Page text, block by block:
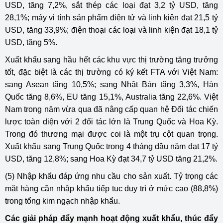
USD, tăng 7,2%, sắt thép các loại đạt 3,2 tỷ USD, tăng
28,1%; máy vi tính sản phẩm điện tử và linh kiện đạt 21,5 tỷ
USD, tăng 33,9%; điện thoại các loại và linh kiện đạt 18,1 tỷ
USD, tăng 5%.
Xuất khẩu sang hầu hết các khu vực thị trường tăng trưởng
tốt, đặc biệt là các thị trường có ký kết FTA với Việt Nam:
sang Asean tăng 10,5%; sang Nhật Bản tăng 3,3%, Hàn
Quốc tăng 8,6%, EU tăng 15,1%, Australia tăng 22,6%. Việt
Nam trong năm vừa qua đã nâng cấp quan hệ Đối tác chiến
lược toàn diện với 2 đối tác lớn là Trung Quốc và Hoa Kỳ.
Trong đó thương mại được coi là một trụ cột quan trọng.
Xuất khẩu sang Trung Quốc trong 4 tháng đầu năm đạt 17 tỷ
USD, tăng 12,8%; sang Hoa Kỳ đạt 34,7 tỷ USD tăng 21,2%.
(5) Nhập khẩu đáp ứng nhu cầu cho sản xuất. Tỷ trọng các
mặt hàng cần nhập khẩu tiếp tục duy trì ở mức cao (88,8%)
trong tổng kim ngạch nhập khẩu.
Các giải pháp đẩy mạnh hoạt động xuất khẩu, thúc đẩy